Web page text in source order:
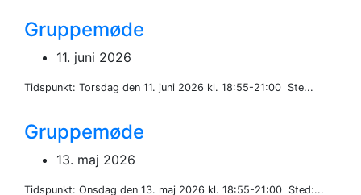
Gruppemøde
11. juni 2026
Tidspunkt: Torsdag den 11. juni 2026 kl. 18:55-21:00 Ste...
Gruppemøde
13. maj 2026
Tidspunkt: Onsdag den 13. maj 2026 kl. 18:55-21:00 Sted:...